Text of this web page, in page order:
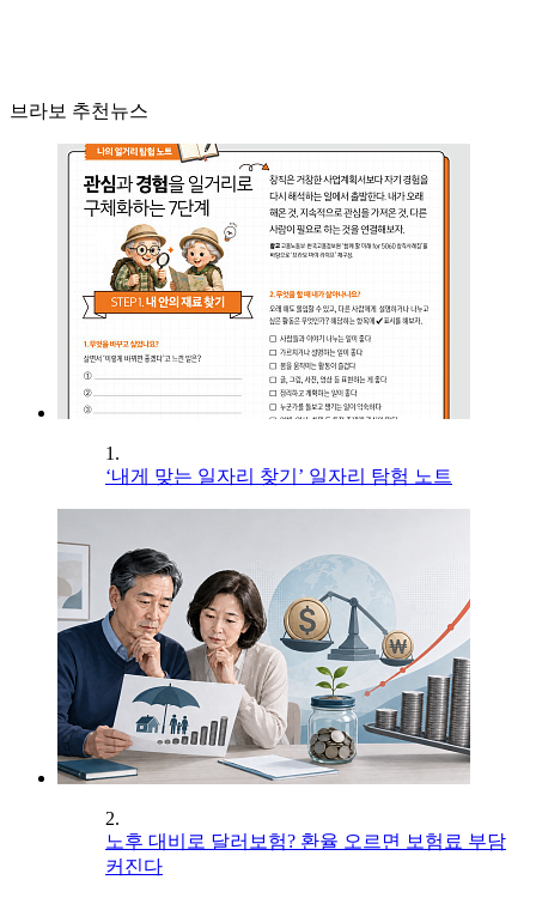
브라보 추천뉴스
1.
‘내게 맞는 일자리 찾기’ 일자리 탐험 노트
2.
노후 대비로 달러보험? 환율 오르면 보험료 부담
커진다